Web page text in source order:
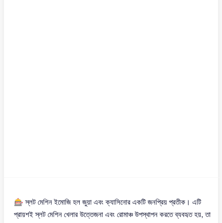
🎰 স্লট মেশিন ইমোজি হল জুয়া এবং ক্যাসিনোর একটি জনপ্রিয় প্রতীক। এটি
প্রায়শই স্লট মেশিন খেলার উত্তেজনা এবং রোমাঞ্চ উপস্থাপন করতে ব্যবহৃত হয়, তা